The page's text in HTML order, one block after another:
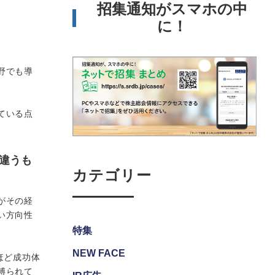
でも導
いる点
うも
その経
方向性
ど成功体
られて
招集通知がスマホの中
に！
カテゴリー
特集
NEW FACE